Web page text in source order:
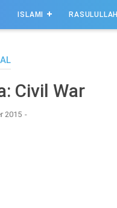
ISLAMI RASULULLAH
Civil War
2015